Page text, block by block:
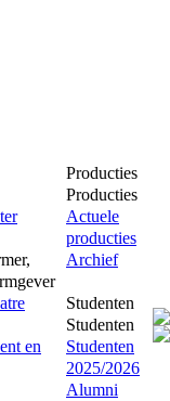
en
Producties
Producties
Actuele
producties
Archief
Studenten
Studenten
Studenten
2025/2026
Alumni